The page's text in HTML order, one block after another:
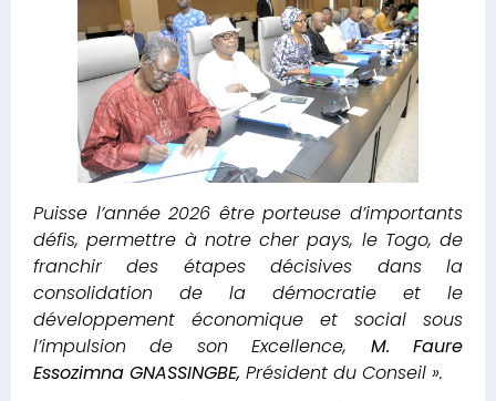
Puisse l’année 2026 être porteuse d’importants
défis, permettre à notre cher pays, le Togo, de
franchir des étapes décisives dans la
consolidation de la démocratie et le
développement économique et social sous
l’impulsion de son Excellence, M. Faure
Essozimna GNASSINGBE, Président du Conseil ».